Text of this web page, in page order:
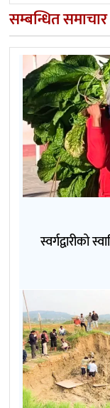
सम्बन्धित समाचार
स्वर्गद्वारीको